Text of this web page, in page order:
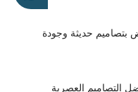
بتصاميم حديثة وجودة
التصاميم العصرية